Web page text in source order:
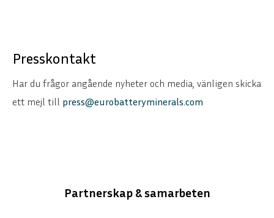
Presskontakt
Har du frågor angående nyheter och media, vänligen skicka
ett mejl till press@eurobatteryminerals.com
Partnerskap & samarbeten